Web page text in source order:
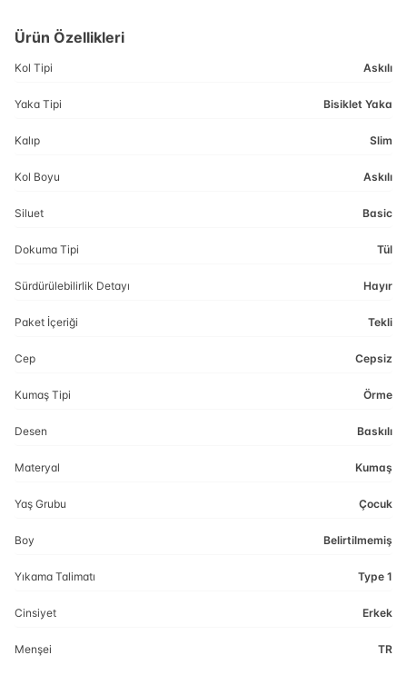
Ürün Özellikleri
Kol Tipi Askılı
Yaka Tipi Bisiklet Yaka
Kalıp Slim
Kol Boyu Askılı
Siluet Basic
Dokuma Tipi Tül
Sürdürülebilirlik Detayı Hayır
Paket İçeriği Tekli
Cep Cepsiz
Kumaş Tipi Örme
Desen Baskılı
Materyal Kumaş
Yaş Grubu Çocuk
Boy Belirtilmemiş
Yıkama Talimatı Type 1
Cinsiyet Erkek
Menşei TR